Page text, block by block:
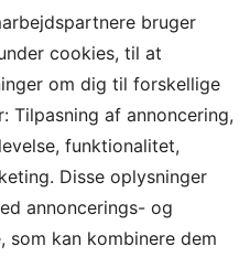
bruger
cookies, til at
om dig til forskellige
Tilpasning af annoncering,
funktionalitet,
Disse oplysninger
annoncerings- og
som kan kombinere dem